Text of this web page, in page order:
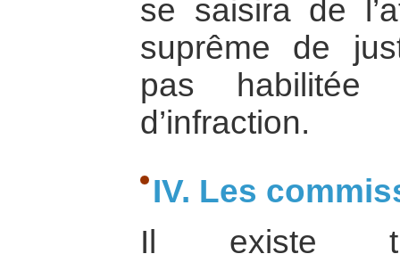
se saisira de
suprême de
pas
d’infraction.
IV. Les
Il existe